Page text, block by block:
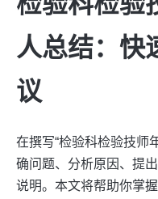
人总结：快
议
在撰写“检验科检验技师
确问题、分析原因、提
说明。本文将帮助你掌